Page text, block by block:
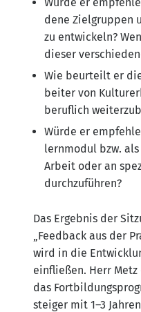
de­ne Ziel­grup­pen
zu ent­wi­ckeln?
die­ser
Wie beur­teilt er
bei­ter von
beruf­lich
Wür­de er
lern­mo­dul bzw.
Arbeit oder an
durchzuführen?
Das Ergeb­nis der
„Feed­back aus der
wird in die
ein­flie­ßen. Herr
das
stei­ger mit 1–3